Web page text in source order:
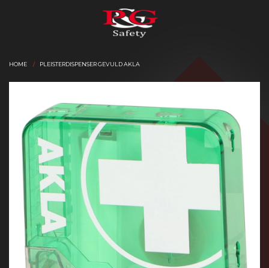
HOME PLEISTERDISPENSER GEVULD AKLA